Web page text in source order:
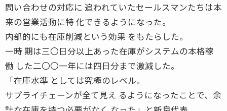
問い合わせの対応に 追われていたセールスマンたちは本
来の営業活動に特 化できるようになった。
内部的にも在庫削減という効果 をもたらした。
一時 期は三〇日分以上あった在庫がシステムの本格稼
働 した二〇〇一年には四日分まで激減した。
「在庫水準 としては究極のレベル。
サプライチェーンが全て見え るようになったことで、余